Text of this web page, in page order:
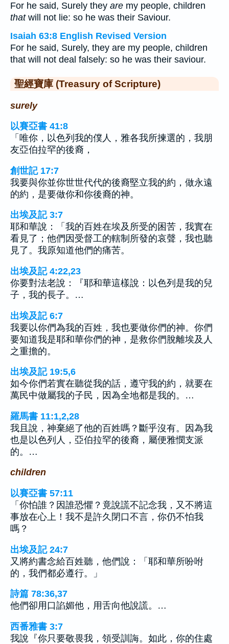
For he said, Surely they are my people, children
thatwill not lie: so he was their Saviour.
Isaiah 63:8 English Revised Version
For he said, Surely, they are my people, children
that will not deal falsely: so he was their saviour.
聖經寶庫 (Treasury of Scripture)
surely
以賽亞書 41:8
「唯你，以色列我的僕人，雅各我所揀選的，我朋
友亞伯拉罕的後裔，
創世記 17:7
我要與你並你世世代代的後裔堅立我的約，做永遠
的約，是要做你和你後裔的神。
出埃及記 3:7
耶和華說：「我的百姓在埃及所受的困苦，我實在
看見了；他們因受督工的轄制所發的哀聲，我也聽
見了。我原知道他們的痛苦。
出埃及記 4:22,23
你要對法老說：『耶和華這樣說：以色列是我的兒
子，我的長子。…
出埃及記 6:7
我要以你們為我的百姓，我也要做你們的神。你們
要知道我是耶和華你們的神，是救你們脫離埃及人
之重擔的。
出埃及記 19:5,6
如今你們若實在聽從我的話，遵守我的約，就要在
萬民中做屬我的子民，因為全地都是我的。…
羅馬書 11:1,2,28
我且說，神棄絕了他的百姓嗎？斷乎沒有。因為我
也是以色列人，亞伯拉罕的後裔，屬便雅憫支派
的。…
children
以賽亞書 57:11
「你怕誰？因誰恐懼？竟說謊不記念我，又不將這
事放在心上！我不是許久閉口不言，你仍不怕我
嗎？
出埃及記 24:7
又將約書念給百姓聽，他們說：「耶和華所吩咐
的，我們都必遵行。」
詩篇 78:36,37
他們卻用口諂媚他，用舌向他說謊。…
西番雅書 3:7
我說『你只要敬畏我，領受訓誨。如此，你的住處